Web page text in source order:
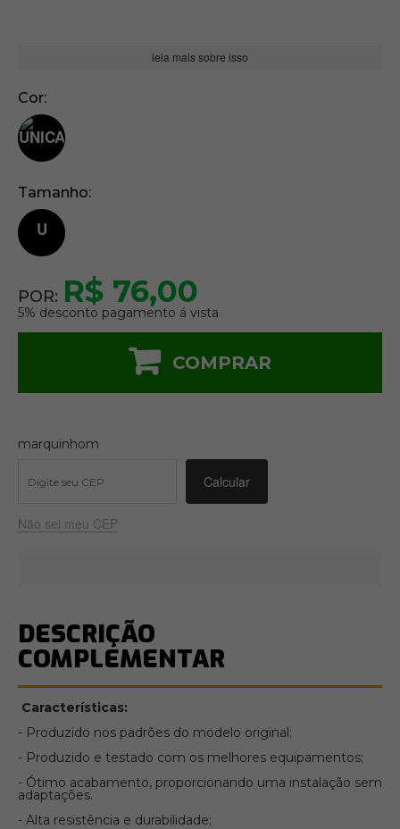
leia mais sobre isso
Cor
Tamanho
U
POR: R$ 76,00
5% desconto pagamento á vista
COMPRAR
marquinhom
Não sei meu CEP
DESCRIÇÃO
COMPLEMENTAR
Características:
- Produzido nos padrões do modelo original;
- Produzido e testado com os melhores equipamentos;
- Ótimo acabamento, proporcionando uma instalação sem
adaptações.
- Alta resistência e durabilidade;